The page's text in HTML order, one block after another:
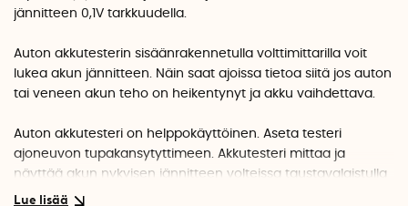
jännitteen 0,1V tarkkuudella.
Auton akkutesterin sisäänrakennetulla volttimittarilla voit
lukea akun jännitteen. Näin saat ajoissa tietoa siitä jos auton
tai veneen akun teho on heikentynyt ja akku vaihdettava.
Auton akkutesteri on helppokäyttöinen. Aseta testeri
ajoneuvon tupakansytyttimeen. Akkutesteri mittaa ja
näyttää akun nykyisen jännitteen volteissa taustavalaistulla
LCD-näytöllä. Valaistun näytön ansiosta näet numerot